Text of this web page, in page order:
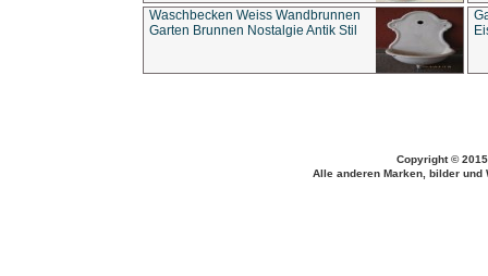
Waschbecken Weiss Wandbrunnen
Garten Brunnen Nostalgie Antik Stil
Copyright ©
Alle anderen Marken, bilder und